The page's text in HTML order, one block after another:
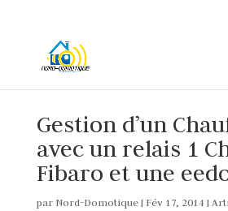
Gestion d’un
avec un relais 1
Fibaro et une
par Nord-Domotique| Fév 17, 2014 |